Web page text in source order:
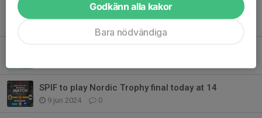
Simma och spela vattenpolo i sommar
SPIF to play Nordic Trophy final today at 14
9 jun 2024 0
Godkänn alla kakor
Bara nödvändiga